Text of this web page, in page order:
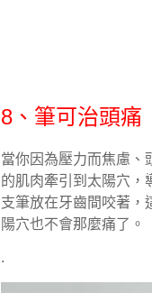
8、筆可治頭痛
當你因為壓力而焦慮、
的肌肉牽引到太陽穴，
支筆放在牙齒間咬著，
陽穴也不會那麼痛了。
.